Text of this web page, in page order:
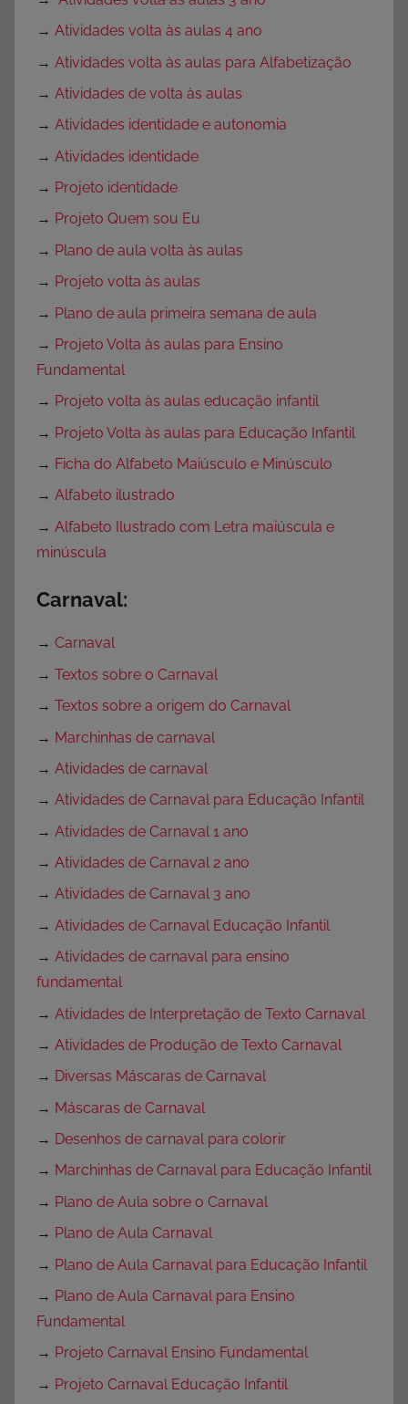
→ Atividades volta às aulas 4 ano
→ Atividades volta às aulas para Alfabetização
→ Atividades de volta às aulas
→ Atividades identidade e autonomia
→ Atividades identidade
→ Projeto identidade
→ Projeto Quem sou Eu
→ Plano de aula volta às aulas
→ Projeto volta às aulas
→ Plano de aula primeira semana de aula
→ Projeto Volta às aulas para Ensino
Fundamental
→ Projeto volta às aulas educação infantil
→ Projeto Volta às aulas para Educação Infantil
→ Ficha do Alfabeto Maiúsculo e Minúsculo
→ Alfabeto ilustrado
→ Alfabeto Ilustrado com Letra maiúscula e
minúscula
Carnaval:
→ Carnaval
→ Textos sobre o Carnaval
→ Textos sobre a origem do Carnaval
→ Marchinhas de carnaval
→ Atividades de carnaval
→ Atividades de Carnaval para Educação Infantil
→ Atividades de Carnaval 1 ano
→ Atividades de Carnaval 2 ano
→ Atividades de Carnaval 3 ano
→ Atividades de Carnaval Educação Infantil
→ Atividades de carnaval para ensino
fundamental
→ Atividades de Interpretação de Texto Carnaval
→ Atividades de Produção de Texto Carnaval
→ Diversas Máscaras de Carnaval
→ Máscaras de Carnaval
→ Desenhos de carnaval para colorir
→ Marchinhas de Carnaval para Educação Infantil
→ Plano de Aula sobre o Carnaval
→ Plano de Aula Carnaval
→ Plano de Aula Carnaval para Educação Infantil
→ Plano de Aula Carnaval para Ensino
Fundamental
→ Projeto Carnaval Ensino Fundamental
→ Projeto Carnaval Educação Infantil